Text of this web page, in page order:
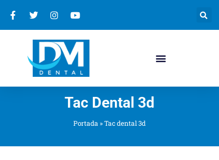
Tac Dental 3d
Portada »Tac dental 3d